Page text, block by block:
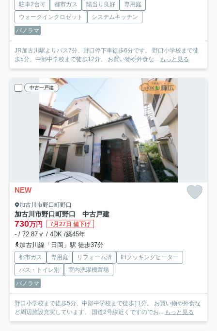
駐車2台可 都市ガス 陽当り良好
専用庭
ウォークインクロゼット
システムキッチン
パノラマ
JR加古川駅よりバス7分、野口停下車徒歩6分です。 野口小学校まで徒
歩5分、中部中学校まで徒歩12分。 お買い物や外食な...
もっと見る
中古一戸建
NEW
加古川市野口町野口
加古川市野口町野口 中古戸建
730万円 7月27日 値下げ
- / 72.87㎡ / 4DK /築45年
加古川線「日岡」駅 徒歩37分
都市ガス 専用庭 リフォーム済
IHクッキングヒーター
バス・トイレ別
室内洗濯機置場
パノラマ
野口小学校まで徒歩5分、中部中学校まで徒歩11分。 お買い物や外食な
ど周辺施設充実しています。 国道2号線近くですのでお...
もっと見る